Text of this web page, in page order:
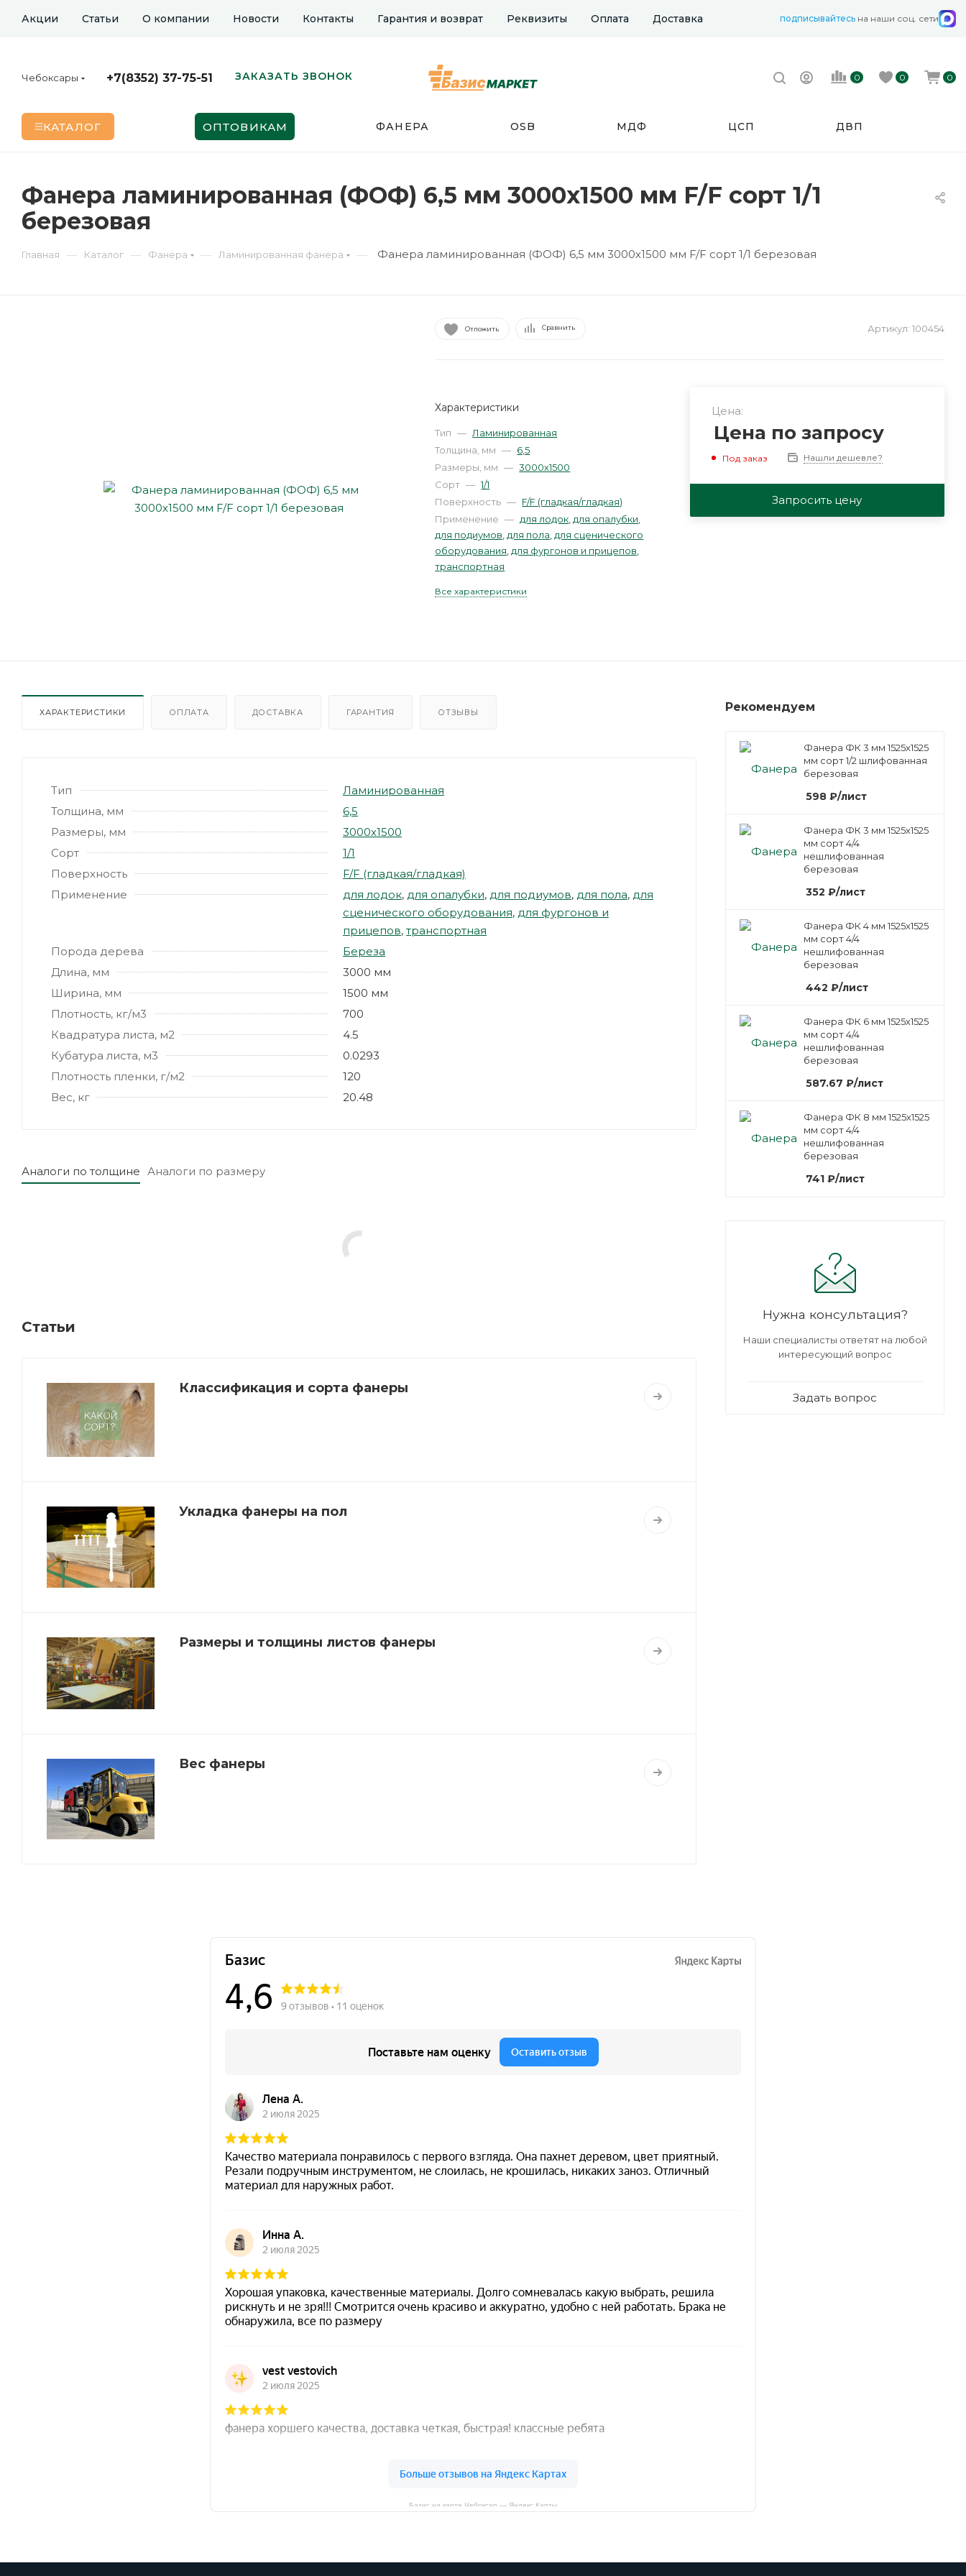
Акции Статьи О компании Новости Контакты Гарантия и возврат Реквизиты Оплата Доставка подписывайтесь на наши соц. сети
Чебоксары +7(8352) 37-75-51 ЗАКАЗАТЬ ЗВОНОК 0 0 0
КАТАЛОГ ОПТОВИКАМ ФАНЕРА OSB МДФ ЦСП ДВП
Фанера ламинированная (ФОФ) 6,5 мм 3000х1500 мм F/F сорт 1/1
березовая
Главная — Каталог — Фанера — Ламинированная фанера — Фанера ламинированная (ФОФ) 6,5 мм 3000х1500 мм F/F сорт 1/1 березовая
Отложить Сравнить Артикул: 100454
Характеристики
Тип — Ламинированная
Толщина, мм — 6,5
Размеры, мм — 3000х1500
Сорт — 1/1
Поверхность — F/F (гладкая/гладкая)
Применение — для лодок для опалубки
для подиумов для пола для сценического
оборудования для фургонов и прицепов
транспортная
Все характеристики
Цена:
Цена по запросу
Под заказ Нашли дешевле?
Запросить цену
ХАРАКТЕРИСТИКИ ОПЛАТА ДОСТАВКА ГАРАНТИЯ ОТЗЫВЫ
Тип
Ламинированная
Толщина, мм
6,5
Размеры, мм
3000х1500
Сорт
1/1
Поверхность
F/F (гладкая/гладкая)
Применение
для лодок, для опалубки, для подиумов, для пола, для
сценического оборудования, для фургонов и
прицепов,транспортная
Порода дерева
Береза
Длина, мм
3000 мм
Ширина, мм
1500 мм
Плотность, кг/м3
700
Квадратура листа, м2
4.5
Кубатура листа, м3
0.0293
Плотность пленки, г/м2
120
Вес, кг
20.48
Аналоги по толщине Аналоги по размеру
Статьи
Классификация и сорта фанеры
Укладка фанеры на пол
Размеры и толщины листов фанеры
Вес фанеры
Рекомендуем
Фанера ФК 3 мм 1525х1525
мм сорт 1/2 шлифованная
березовая
598 ₽/лист
Фанера ФК 3 мм 1525х1525
мм сорт 4/4
нешлифованная
березовая
352 ₽/лист
Фанера ФК 4 мм 1525х1525
мм сорт 4/4
нешлифованная
березовая
442 ₽/лист
Фанера ФК 6 мм 1525х1525
мм сорт 4/4
нешлифованная
березовая
587.67 ₽/лист
Фанера ФК 8 мм 1525х1525
мм сорт 4/4
нешлифованная
березовая
741 ₽/лист
Нужна консультация?
Наши специалисты ответят на любой
интересующий вопрос
Задать вопрос
Базис на карте Чебоксар — Яндекс Карты